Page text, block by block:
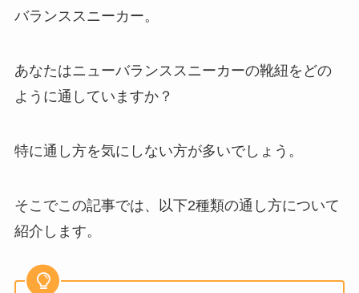
バランススニーカー。
あなたはニューバランススニーカーの靴紐をどの
ように通していますか？
特に通し方を気にしない方が多いでしょう。
そこでこの記事では、以下2種類の通し方について
紹介します。